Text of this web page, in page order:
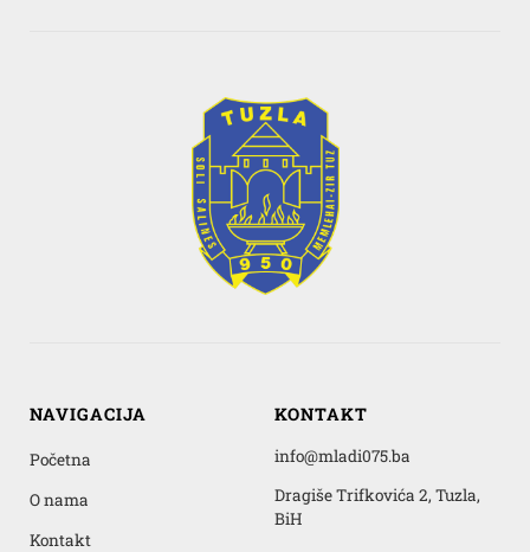
NAVIGACIJA
Početna
O nama
Kontakt
KONTAKT
info@mladi075.ba
Dragiše Trifkovića 2, Tuzla,
BiH